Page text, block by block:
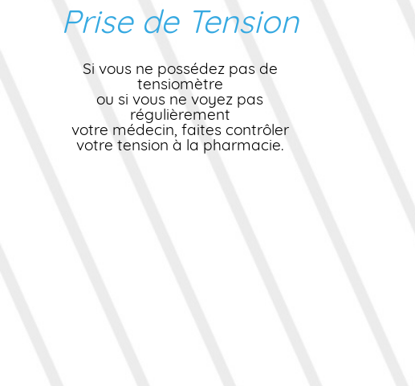
Prise de Tension
Si vous ne possédez pas de
tensiomètre
ou si vous ne voyez pas
régulièrement
votre médecin, faites contrôler
votre tension à la pharmacie.